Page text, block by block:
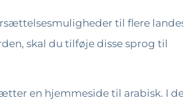
til flere
skal du tilføje disse sprog til
en hjemmeside til arabisk. I